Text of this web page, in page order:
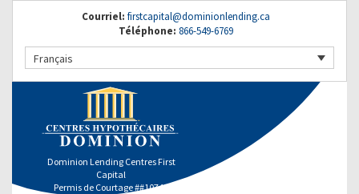
Courriel: firstcapital@dominionlending.ca
Téléphone: 866-549-6769
Français
Dominion Lending Centres First
Capital
Permis de Courtage ##10746